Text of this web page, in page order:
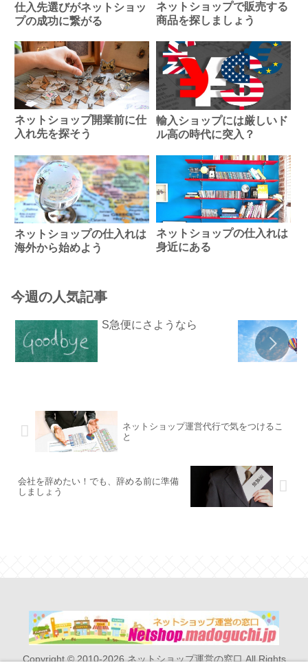
仕入先選びがネットショッ
プの成功に繋がる
ネットショップで販売する
商品を探しましょう
ネットショップ開業前に仕
入れ先を探そう
輸入ショップには厳しいド
ル高の時代に突入？
ネットショップの仕入れは
海外から始めよう
ネットショップの仕入れは
身近にある
今週の人気記事
S急便にさようなら
ネットショップ運営代行で気をつけるこ
と
会社を辞めたい！でも、辞める前に準備
しましょう
Copyright © 2010-2026 ネットショップ運営の窓口 All Rights